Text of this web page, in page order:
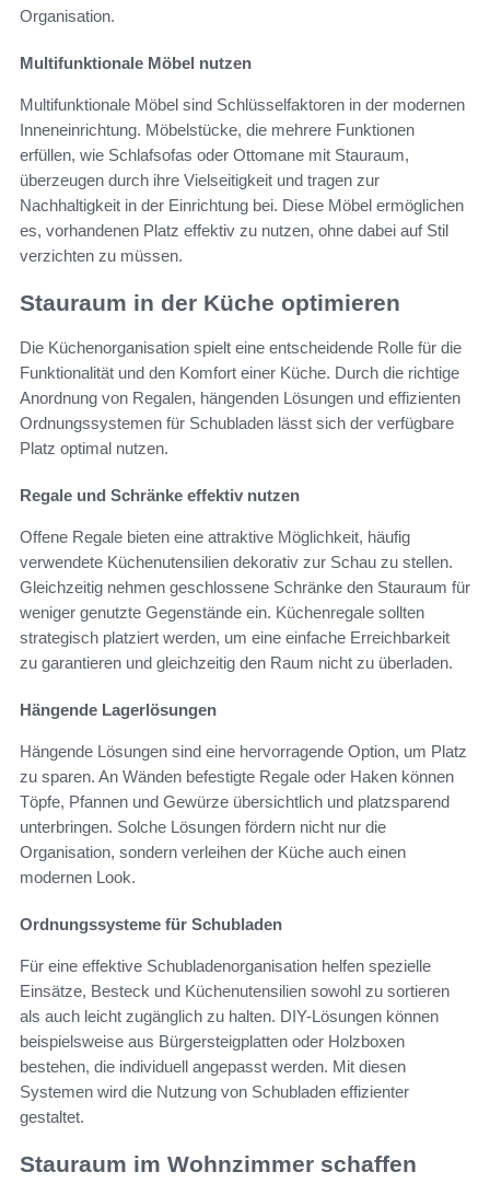
Organisation.
Multifunktionale Möbel nutzen
Multifunktionale Möbel sind Schlüsselfaktoren in der modernen
Inneneinrichtung. Möbelstücke, die mehrere Funktionen
erfüllen, wie Schlafsofas oder Ottomane mit Stauraum,
überzeugen durch ihre Vielseitigkeit und tragen zur
Nachhaltigkeit in der Einrichtung bei. Diese Möbel ermöglichen
es, vorhandenen Platz effektiv zu nutzen, ohne dabei auf Stil
verzichten zu müssen.
Stauraum in der Küche optimieren
Die Küchenorganisation spielt eine entscheidende Rolle für die
Funktionalität und den Komfort einer Küche. Durch die richtige
Anordnung von Regalen, hängenden Lösungen und effizienten
Ordnungssystemen für Schubladen lässt sich der verfügbare
Platz optimal nutzen.
Regale und Schränke effektiv nutzen
Offene Regale bieten eine attraktive Möglichkeit, häufig
verwendete Küchenutensilien dekorativ zur Schau zu stellen.
Gleichzeitig nehmen geschlossene Schränke den Stauraum für
weniger genutzte Gegenstände ein. Küchenregale sollten
strategisch platziert werden, um eine einfache Erreichbarkeit
zu garantieren und gleichzeitig den Raum nicht zu überladen.
Hängende Lagerlösungen
Hängende Lösungen sind eine hervorragende Option, um Platz
zu sparen. An Wänden befestigte Regale oder Haken können
Töpfe, Pfannen und Gewürze übersichtlich und platzsparend
unterbringen. Solche Lösungen fördern nicht nur die
Organisation, sondern verleihen der Küche auch einen
modernen Look.
Ordnungssysteme für Schubladen
Für eine effektive Schubladenorganisation helfen spezielle
Einsätze, Besteck und Küchenutensilien sowohl zu sortieren
als auch leicht zugänglich zu halten. DIY-Lösungen können
beispielsweise aus Bürgersteigplatten oder Holzboxen
bestehen, die individuell angepasst werden. Mit diesen
Systemen wird die Nutzung von Schubladen effizienter
gestaltet.
Stauraum im Wohnzimmer schaffen